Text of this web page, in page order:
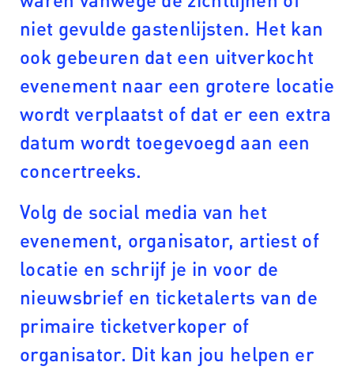
niet gevulde gastenlijsten. Het kan
ook gebeuren dat een uitverkocht
evenement naar een grotere locatie
wordt verplaatst of dat er een extra
datum wordt toegevoegd aan een
concertreeks.
Volg de social media van het
evenement, organisator, artiest of
locatie en schrijf je in voor de
nieuwsbrief en ticketalerts van de
primaire ticketverkoper of
organisator. Dit kan jou helpen er